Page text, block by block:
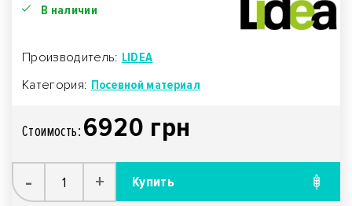
В наличии
Производитель: LIDEA
Категория: Посевной материал
Стоимость: 6920 грн
- + Купить